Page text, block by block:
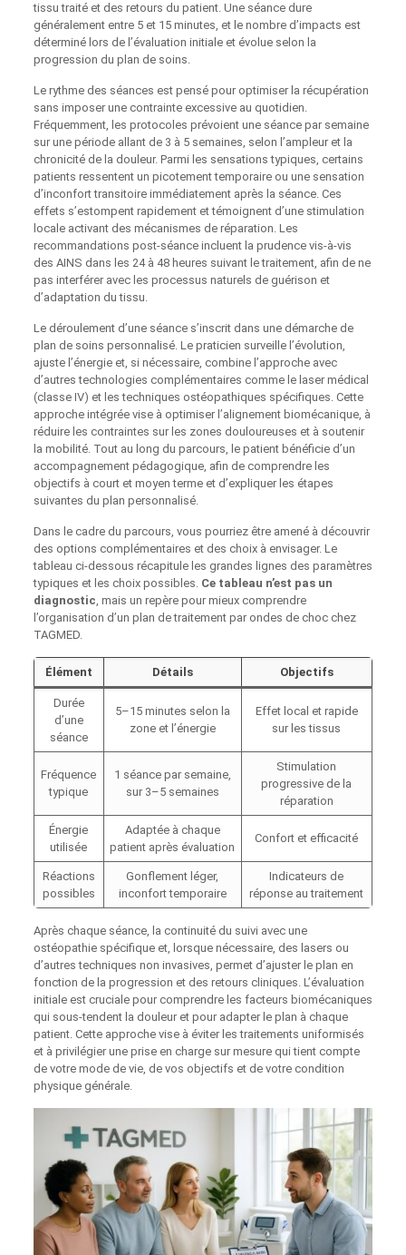
tissu traité et des retours du patient. Une séance dure
généralement entre 5 et 15 minutes, et le nombre d’impacts est
déterminé lors de l’évaluation initiale et évolue selon la
progression du plan de soins.
Le rythme des séances est pensé pour optimiser la récupération
sans imposer une contrainte excessive au quotidien.
Fréquemment, les protocoles prévoient une séance par semaine
sur une période allant de 3 à 5 semaines, selon l’ampleur et la
chronicité de la douleur. Parmi les sensations typiques, certains
patients ressentent un picotement temporaire ou une sensation
d’inconfort transitoire immédiatement après la séance. Ces
effets s’estompent rapidement et témoignent d’une stimulation
locale activant des mécanismes de réparation. Les
recommandations post-séance incluent la prudence vis-à-vis
des AINS dans les 24 à 48 heures suivant le traitement, afin de ne
pas interférer avec les processus naturels de guérison et
d’adaptation du tissu.
Le déroulement d’une séance s’inscrit dans une démarche de
plan de soins personnalisé. Le praticien surveille l’évolution,
ajuste l’énergie et, si nécessaire, combine l’approche avec
d’autres technologies complémentaires comme le laser médical
(classe IV) et les techniques ostéopathiques spécifiques. Cette
approche intégrée vise à optimiser l’alignement biomécanique, à
réduire les contraintes sur les zones douloureuses et à soutenir
la mobilité. Tout au long du parcours, le patient bénéficie d’un
accompagnement pédagogique, afin de comprendre les
objectifs à court et moyen terme et d’expliquer les étapes
suivantes du plan personnalisé.
Dans le cadre du parcours, vous pourriez être amené à découvrir
des options complémentaires et des choix à envisager. Le
tableau ci-dessous récapitule les grandes lignes des paramètres
typiques et les choix possibles. Ce tableau n’est pas un
diagnostic, mais un repère pour mieux comprendre
l’organisation d’un plan de traitement par ondes de choc chez
TAGMED.
Élément Détails Objectifs
Durée
d’une
séance
5–15 minutes selon la
zone et l’énergie
Effet local et rapide
sur les tissus
Fréquence
typique
1 séance par semaine,
sur 3–5 semaines
Stimulation
progressive de la
réparation
Énergie
utilisée
Adaptée à chaque
patient après évaluation
Confort et efficacité
Réactions
possibles
Gonflement léger,
inconfort temporaire
Indicateurs de
réponse au traitement
Après chaque séance, la continuité du suivi avec une
ostéopathie spécifique et, lorsque nécessaire, des lasers ou
d’autres techniques non invasives, permet d’ajuster le plan en
fonction de la progression et des retours cliniques. L’évaluation
initiale est cruciale pour comprendre les facteurs biomécaniques
qui sous-tendent la douleur et pour adapter le plan à chaque
patient. Cette approche vise à éviter les traitements uniformisés
et à privilégier une prise en charge sur mesure qui tient compte
de votre mode de vie, de vos objectifs et de votre condition
physique générale.